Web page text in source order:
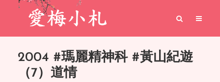
2004 #瑪麗精神科 #黃山紀遊
（7）道情